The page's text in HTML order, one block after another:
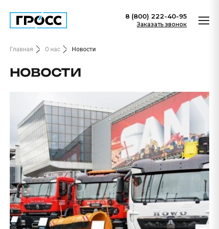
8 (800) 222-40-95
Заказать звонок
НОВОСТИ
Главная О нас Новости